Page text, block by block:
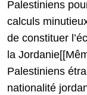
Palestiniens
calculs
de constituer
la
Palestiniens
nationalité